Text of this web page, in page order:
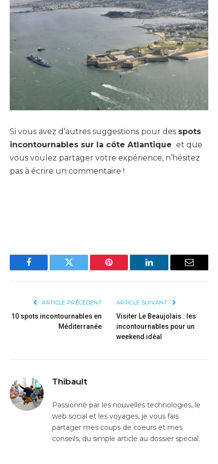
Si vous avez d’autres suggestions pour des spots
incontournables sur la côte Atlantique et que
vous voulez partager votre expérience, n’hésitez
pas à écrire un commentaire !
Facebook Twitter Pinterest LinkedIn Email
ARTICLE PRÉCÉDENT
10 spots incontournables en
Méditerranée
ARTICLE SUIVANT
Visiter Le Beaujolais : les
incontournables pour un
weekend idéal
Thibault
Passionné par les nouvelles technologies, le
web social et les voyages, je vous fais
partager mes coups de coeurs et mes
conseils, du simple article au dossier spécial.